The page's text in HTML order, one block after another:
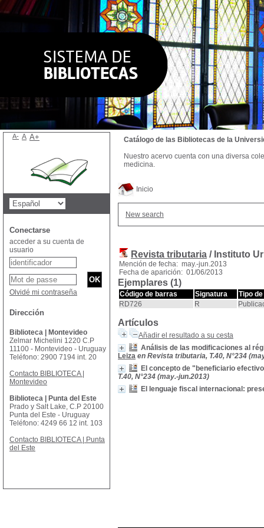
Inicio
New search
Revista tributaria / Instituto
Mención de fecha: may.-jun.2013
Fecha de aparición: 01/06/2013
Ejemplares (1)
Código de barras Signatura
Tipo
RD726
R
Artículos
Añadir el resultado a su cesta
Análisis de las modificaciones al
Leiza en Revista tributaria, T.40, N°234
El concepto de "beneficiario
T.40, N°234 (may.-jun.2013)
El lenguaje fiscal internacional:
Catálogo de las Bibliotecas de la
Nuestro acervo cuenta con una diversa
medicina.
A- A A+
Conectarse
acceder a su cuenta de
usuario
Olvidé mi contraseña
Dirección
Biblioteca | Montevideo
Zelmar Michelini 1220 C.P
11100 - Montevideo - Uruguay
Teléfono: 2900 7194 int. 20
Contacto BIBLIOTECA |
Montevideo
Biblioteca | Punta del Este
Prado y Salt Lake, C.P 20100
Punta del Este - Uruguay
Teléfono: 4249 66 12 int. 103
Contacto BIBLIOTECA | Punta
del Este